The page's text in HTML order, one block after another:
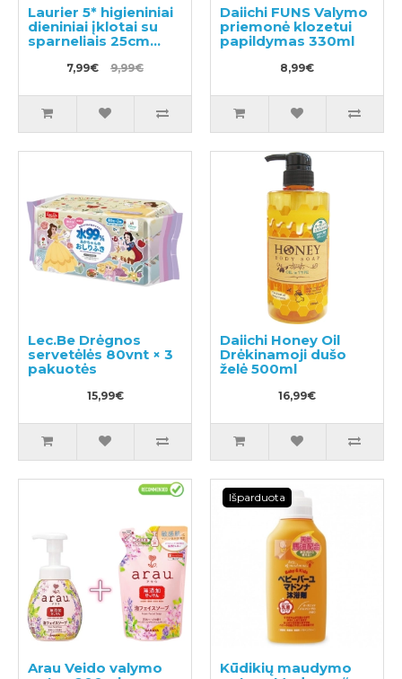
Laurier 5* higieniniai
dieniniai įklotai su
sparneliais 25cm
7,99€ 9,99€
Daiichi FUNS Valymo
priemonė klozetui
papildymas 330ml
8,99€
Lec.Be Drėgnos
servetėlės 80vnt × 3
pakuotės
15,99€
Daiichi Honey Oil
Drėkinamoji dušo
želė 500ml
16,99€
Arau Veido valymo
Išparduota
Kūdikių maudymo